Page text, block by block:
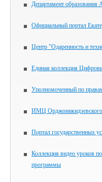
Департамент образования
Официальный портал
Центр "Одаренность и
Единая коллекция
Уполномоченный по
ИМЦ Орджоникидзевского
Портал государственных
Коллекция видео уроков
программы